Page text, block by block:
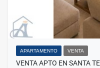
APARTAMENTO VENTA
VENTA APTO EN SANTA